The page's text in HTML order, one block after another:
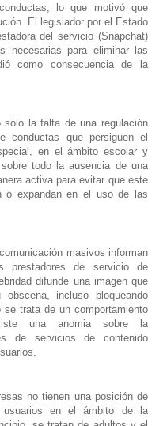
lo que motivó que
El legislador por el Estado
del servicio (Snapchat)
necesarias para eliminar las
como consecuencia de la
la falta de una regulación
conductas que persiguen el
en el ámbito escolar y
todo la ausencia de una
activa para evitar que este
o expandan en el uso de las
masivos informan
prestadores de servicio de
difunde una imagen que
incluso bloqueando
trata de un comportamiento
una anomia sobre la
de servicios de contenido
no tienen una posición de
en el ámbito de la